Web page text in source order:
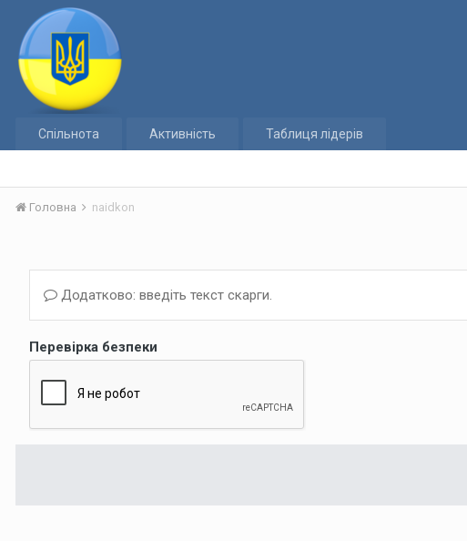
Спільнота Активність Таблиця лідерів
Головна naidkon
Додатково: введіть текст скарги.
Перевірка безпеки